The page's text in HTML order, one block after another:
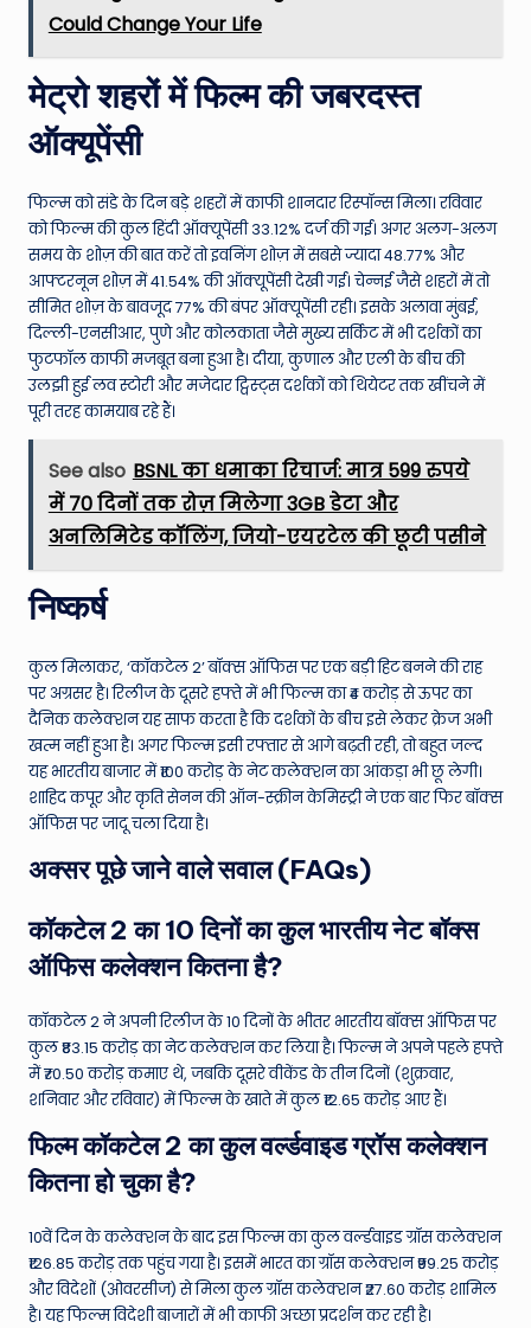
Could Change Your Life
मेट्रो शहरों में फिल्म की जबरदस्त
ऑक्यूपेंसी
फिल्म को संडे के दिन बड़े शहरों में काफी शानदार रिस्पॉन्स मिला। रविवार
को फिल्म की कुल हिंदी ऑक्यूपेंसी 33.12% दर्ज की गई। अगर अलग-अलग
समय के शोज़ की बात करें तो इवनिंग शोज़ में सबसे ज्यादा 48.77% और
आफ्टरनून शोज़ में 41.54% की ऑक्यूपेंसी देखी गई। चेन्नई जैसे शहरों में तो
सीमित शोज़ के बावजूद 77% की बंपर ऑक्यूपेंसी रही। इसके अलावा मुंबई,
दिल्ली-एनसीआर, पुणे और कोलकाता जैसे मुख्य सर्किट में भी दर्शकों का
फुटफॉल काफी मजबूत बना हुआ है। दीया, कुणाल और एली के बीच की
उलझी हुई लव स्टोरी और मजेदार ट्विस्ट्स दर्शकों को थियेटर तक खींचने में
पूरी तरह कामयाब रहे हैं।
See also BSNL का धमाका रिचार्ज: मात्र 599 रुपये
में 70 दिनों तक रोज़ मिलेगा 3GB डेटा और
अनलिमिटेड कॉलिंग, जियो-एयरटेल की छूटी पसीने
निष्कर्ष
कुल मिलाकर, ‘कॉकटेल 2’ बॉक्स ऑफिस पर एक बड़ी हिट बनने की राह
पर अग्रसर है। रिलीज के दूसरे हफ्ते में भी फिल्म का ₹4 करोड़ से ऊपर का
दैनिक कलेक्शन यह साफ करता है कि दर्शकों के बीच इसे लेकर क्रेज अभी
खत्म नहीं हुआ है। अगर फिल्म इसी रफ्तार से आगे बढ़ती रही, तो बहुत जल्द
यह भारतीय बाजार में ₹100 करोड़ के नेट कलेक्शन का आंकड़ा भी छू लेगी।
शाहिद कपूर और कृति सेनन की ऑन-स्क्रीन केमिस्ट्री ने एक बार फिर बॉक्स
ऑफिस पर जादू चला दिया है।
अक्सर पूछे जाने वाले सवाल (FAQs)
कॉकटेल 2 का 10 दिनों का कुल भारतीय नेट बॉक्स
ऑफिस कलेक्शन कितना है?
कॉकटेल 2 ने अपनी रिलीज के 10 दिनों के भीतर भारतीय बॉक्स ऑफिस पर
कुल ₹83.15 करोड़ का नेट कलेक्शन कर लिया है। फिल्म ने अपने पहले हफ्ते
में ₹70.50 करोड़ कमाए थे, जबकि दूसरे वीकेंड के तीन दिनों (शुक्रवार,
शनिवार और रविवार) में फिल्म के खाते में कुल ₹12.65 करोड़ आए हैं।
फिल्म कॉकटेल 2 का कुल वर्ल्डवाइड ग्रॉस कलेक्शन
कितना हो चुका है?
10वें दिन के कलेक्शन के बाद इस फिल्म का कुल वर्ल्डवाइड ग्रॉस कलेक्शन
₹126.85 करोड़ तक पहुंच गया है। इसमें भारत का ग्रॉस कलेक्शन ₹99.25 करोड़
और विदेशों (ओवरसीज) से मिला कुल ग्रॉस कलेक्शन ₹27.60 करोड़ शामिल
है। यह फिल्म विदेशी बाजारों में भी काफी अच्छा प्रदर्शन कर रही है।